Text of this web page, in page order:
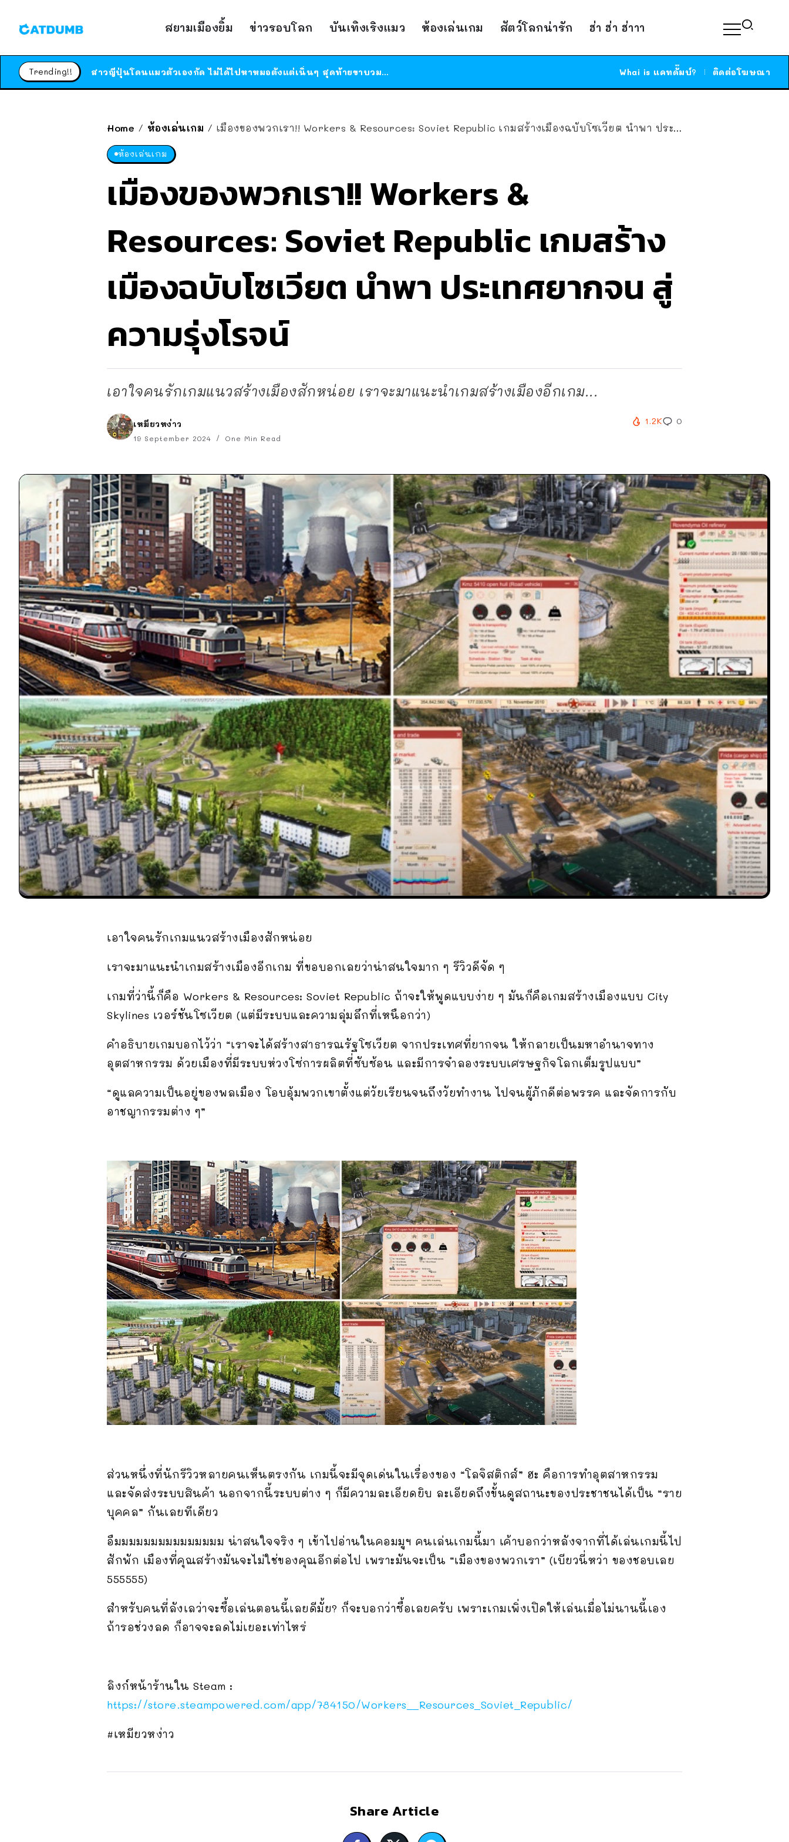
สยามเมืองยิ้ม ข่าวรอบโลก บันเทิงเริงแมว ห้องเล่นเกม สัตว์โลกน่ารัก ฮ่า ฮ่า ฮ่าาา
Trending!!
ร้านอาหารในนิวยอร์กประกาศปิดตัวลง หลังอยู่มานานกว่า 45 ปี ติดป้ายขอบคุณลูกค้าทุกคน แถมสูตรทำไวท์ซอสให้แบบจัดเต็ม
ได้เวลาเด็กหนวดรวมตัว RF Online Next เปิดให้เล่นแล้ว เกม Sci-Fi MMORPG ระดับตำนาน เล่นได้ทั้งมือถือและ PC Whai is แคทดั๊มบ์? ติดต่อโฆษณา
Home / ห้องเล่นเกม / เมืองของพวกเรา!! Workers & Resources: Soviet Republic เกมสร้างเมืองฉบับโซเวียต นำพา ประเทศยากจน สู่ความรุ่งโรจน์
ห้องเล่นเกม
เมืองของพวกเรา!! Workers &
Resources: Soviet Republic เกมสร้าง
เมืองฉบับโซเวียต นำพา ประเทศยากจน สู่
ความรุ่งโรจน์
เอาใจคนรักเกมแนวสร้างเมืองสักหน่อย เราจะมาแนะนำเกมสร้างเมืองอีกเกม...
เหมียวหง่าว
19 September 2024 One Min Read
1.2K 0
เอาใจคนรักเกมแนวสร้างเมืองสักหน่อย
เราจะมาแนะนำเกมสร้างเมืองอีกเกม ที่ขอบอกเลยว่าน่าสนใจมาก ๆ รีวิวดีจัด ๆ
เกมที่ว่านี้ก็คือ Workers & Resources: Soviet Republic ถ้าจะให้พูดแบบง่าย ๆ มันก็คือเกมสร้างเมืองแบบ City
Skylines เวอร์ชันโซเวียต (แต่มีระบบและความลุ่มลึกที่เหนือกว่า)
คำอธิบายเกมบอกไว้ว่า “เราจะได้สร้างสาธารณรัฐโซเวียต จากประเทศที่ยากจน ให้กลายเป็นมหาอำนาจทาง
อุตสาหกรรม ด้วยเมืองที่มีระบบห่วงโซ่การผลิตที่ซับซ้อน และมีการจำลองระบบเศรษฐกิจโลกเต็มรูปแบบ”
“ดูแลความเป็นอยู่ของพลเมือง โอบอุ้มพวกเขาตั้งแต่วัยเรียนจนถึงวัยทำงาน ไปจนผู้ภักดีต่อพรรค และจัดการกับ
อาชญากรรมต่าง ๆ”
ส่วนหนึ่งที่นักรีวิวหลายคนเห็นตรงกัน เกมนี้จะมีจุดเด่นในเรื่องของ “โลจิสติกส์” ฮะ คือการทำอุตสาหกรรม
และจัดส่งระบบสินค้า นอกจากนี้ระบบต่าง ๆ ก็มีความละเอียดยิบ ละเอียดถึงขั้นดูสถานะของประชาชนได้เป็น “ราย
บุคคล” กันเลยทีเดียว
อืมมมมมมมมมมมมมมม น่าสนใจจริง ๆ เข้าไปอ่านในคอมมูฯ คนเล่นเกมนี้มา เค้าบอกว่าหลังจากที่ได้เล่นเกมนี้ไป
สักพัก เมืองที่คุณสร้างมันจะไม่ใช่ของคุณอีกต่อไป เพราะมันจะเป็น “เมืองของพวกเรา” (เบียวนี่หว่า ของชอบเลย
555555)
สำหรับคนที่ลังเลว่าจะซื้อเล่นตอนนี้เลยดีมั้ย? ก็จะบอกว่าซื้อเลยครับ เพราะเกมเพิ่งเปิดให้เล่นเมื่อไม่นานนี้เอง
ถ้ารอช่วงลด ก็อาจจะลดไม่เยอะเท่าไหร่
ลิงก์หน้าร้านใน Steam :
https://store.steampowered.com/app/784150/Workers__Resources_Soviet_Republic/
#เหมียวหง่าว
Share Article